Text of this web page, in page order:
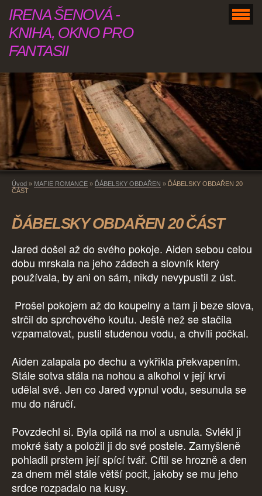
IRENA ŠENOVÁ -
KNIHA, OKNO PRO
FANTASII
Úvod » MAFIE ROMANCE » ĎÁBELSKY OBDAŘEN » ĎÁBELSKY OBDAŘEN 20
ČÁST
ĎÁBELSKY OBDAŘEN 20 ČÁST
Jared došel až do svého pokoje. Aiden sebou celou
dobu mrskala na jeho zádech a slovník který
používala, by ani on sám, nikdy nevypustil z úst.
Prošel pokojem až do koupelny a tam ji beze slova,
strčil do sprchového koutu. Ještě než se stačila
vzpamatovat, pustil studenou vodu, a chvíli počkal.
Aiden zalapala po dechu a vykřikla překvapením.
Stále sotva stála na nohou a alkohol v její krvi
udělal své. Jen co Jared vypnul vodu, sesunula se
mu do náručí.
Povzdechl si. Byla opilá na mol a usnula. Svlékl ji
mokré šaty a položil ji do své postele. Zamyšleně
pohladil prstem její spící tvář. Cítil se hrozně a den
za dnem měl stále větší pocit, jakoby se mu jeho
srdce rozpadalo na kusy.